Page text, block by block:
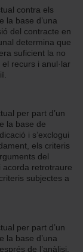
contra els
la base d’una
del contracte en
determina que
suficient la no
recurs i anul·lar
per part d’un
la base de
i s’exclogui
els criteris
del
acorda retrotraure
subjectes a
per part d’un
la base d’una
de l’anàlisi,